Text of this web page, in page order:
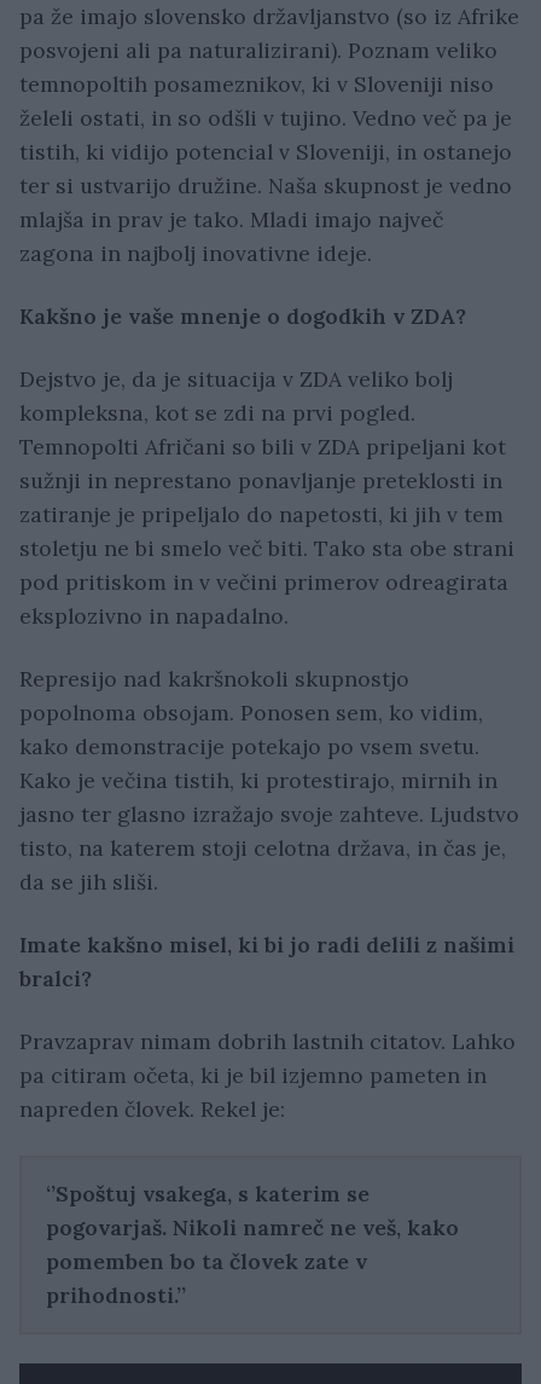
pa že imajo slovensko državljanstvo (so iz Afrike
posvojeni ali pa naturalizirani). Poznam veliko
temnopoltih posameznikov, ki v Sloveniji niso
želeli ostati, in so odšli v tujino. Vedno več pa je
tistih, ki vidijo potencial v Sloveniji, in ostanejo
ter si ustvarijo družine. Naša skupnost je vedno
mlajša in prav je tako. Mladi imajo največ
zagona in najbolj inovativne ideje.
Kakšno je vaše mnenje o dogodkih v ZDA?
Dejstvo je, da je situacija v ZDA veliko bolj
kompleksna, kot se zdi na prvi pogled.
Temnopolti Afričani so bili v ZDA pripeljani kot
sužnji in neprestano ponavljanje preteklosti in
zatiranje je pripeljalo do napetosti, ki jih v tem
stoletju ne bi smelo več biti. Tako sta obe strani
pod pritiskom in v večini primerov odreagirata
eksplozivno in napadalno.
Represijo nad kakršnokoli skupnostjo
popolnoma obsojam. Ponosen sem, ko vidim,
kako demonstracije potekajo po vsem svetu.
Kako je večina tistih, ki protestirajo, mirnih in
jasno ter glasno izražajo svoje zahteve. Ljudstvo
tisto, na katerem stoji celotna država, in čas je,
da se jih sliši.
Imate kakšno misel, ki bi jo radi delili z našimi
bralci?
Pravzaprav nimam dobrih lastnih citatov. Lahko
pa citiram očeta, ki je bil izjemno pameten in
napreden človek. Rekel je:
‘’Spoštuj vsakega, s katerim se
pogovarjaš. Nikoli namreč ne veš, kako
pomemben bo ta človek zate v
prihodnosti.’’